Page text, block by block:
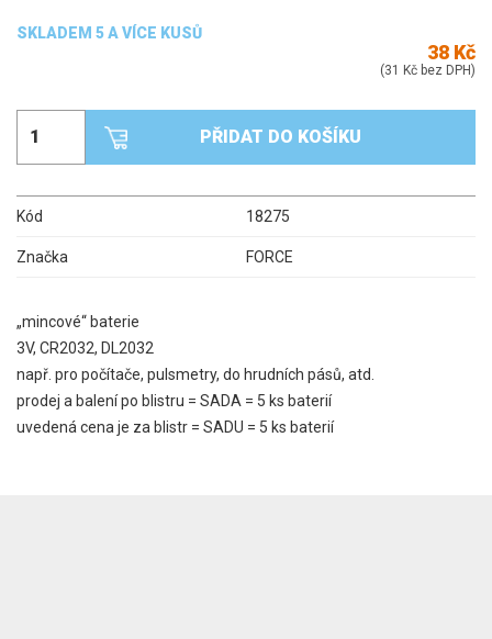
SKLADEM 5 A VÍCE KUSŮ
38 Kč
(31 Kč bez DPH)
PŘIDAT DO KOŠÍKU
Kód 18275
Značka FORCE
„mincové“ baterie
3V, CR2032, DL2032
např. pro počítače, pulsmetry, do hrudních pásů, atd.
prodej a balení po blistru = SADA = 5 ks baterií
uvedená cena je za blistr = SADU = 5 ks baterií